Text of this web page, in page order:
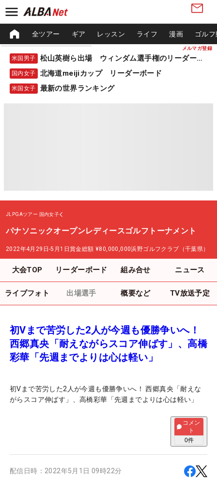
メルマガ登録
全ツアー ギア レッスン ライフ 漫画 ゴル
米国男子 松山英樹ら出場 ウィンダム選手権のリーダーボード
国内女子 北海道meijiカップ リーダーボード
米国女子 最新の世界ランキング
JLPGAツアー 国内女子
パナソニックオープンレディースゴルフトーナメント
2022年4月29日-5月1日賞金総額 ¥80,000,000浜野ゴルフクラブ（千葉県）
大会TOP リーダーボード 組み合せ ニュース
ライブフォト 出場選手 概要など TV放送予定
初Vまで苦労した2人が今週も優勝争いへ！
西郷真央「耐えながらスコア伸ばす」、高橋
彩華「先週までよりは心は軽い」
初Vまで苦労した2人が今週も優勝争いへ！ 西郷真央「耐えな
がらスコア伸ばす」、高橋彩華「先週までよりは心は軽い」
コメン
ト
0件
配信日時： 2022年5月1日 09時22分